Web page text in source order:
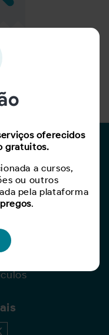
oferecidos
gratuitos.
a cursos,
ou outros
pela plataforma
.